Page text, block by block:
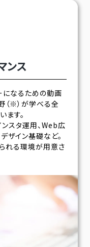
ンス
になるための動画
（※）が学べる全
す。
スタ運用、Web広
ザイン基礎など。
れる環境が用意さ